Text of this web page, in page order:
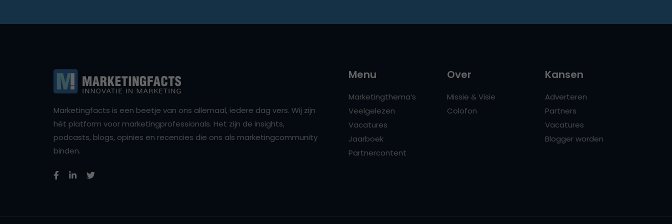
Marketingfacts is een beetje van ons allemaal, iedere dag vers. Wij zijn
hét platform voor marketingprofessionals. Het zijn de insights,
podcasts, blogs, opinies en recencies die ons als marketingcommunity
binden.
Menu
Marketingthema’s
Veelgelezen
Vacatures
Jaarboek
Partnercontent
Over
Missie & Visie
Colofon
Kansen
Adverteren
Partners
Vacatures
Blogger worden